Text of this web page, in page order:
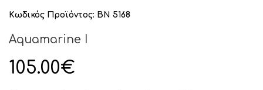
Κωδικός Προϊόντος: BN 5168
Aquamarine I
105.00€